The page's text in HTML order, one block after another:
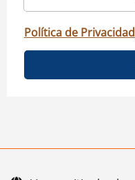
Política de Privacidad